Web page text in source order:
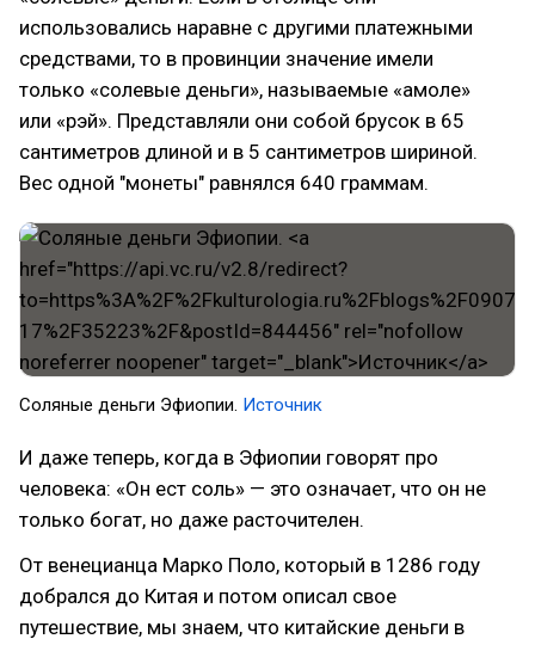
использовались наравне с другими платежными
средствами, то в провинции значение имели
только «солевые деньги», называемые «амоле»
или «рэй». Представляли они собой брусок в 65
сантиметров длиной и в 5 сантиметров шириной.
Вес одной "монеты" равнялся 640 граммам.
Соляные деньги Эфиопии. Источник
И даже теперь, когда в Эфиопии говорят про
человека: «Он ест соль» — это означает, что он не
только богат, но даже расточителен.
От венецианца Марко Поло, который в 1286 году
добрался до Китая и потом описал свое
путешествие, мы знаем, что китайские деньги в